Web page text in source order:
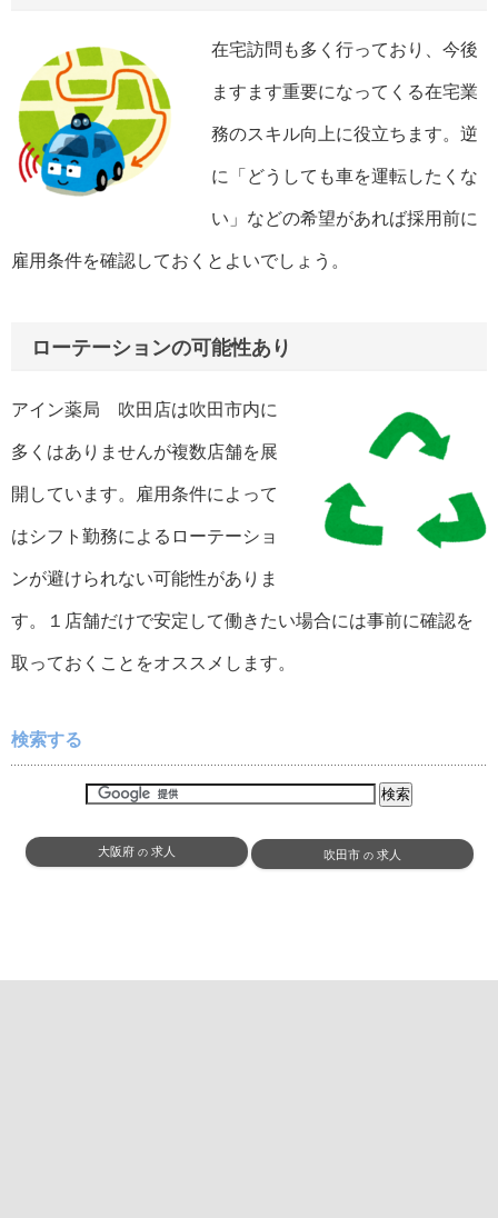
在宅訪問も多く行っており、今後
ますます重要になってくる在宅業
務のスキル向上に役立ちます。逆
に「どうしても車を運転したくな
い」などの希望があれば採用前に
雇用条件を確認しておくとよいでしょう。
ローテーションの可能性あり
アイン薬局 吹田店は吹田市内に
多くはありませんが複数店舗を展
開しています。雇用条件によって
はシフト勤務によるローテーショ
ンが避けられない可能性がありま
す。１店舗だけで安定して働きたい場合には事前に確認を
取っておくことをオススメします。
検索する
大阪府の 求人 吹田市の 求人